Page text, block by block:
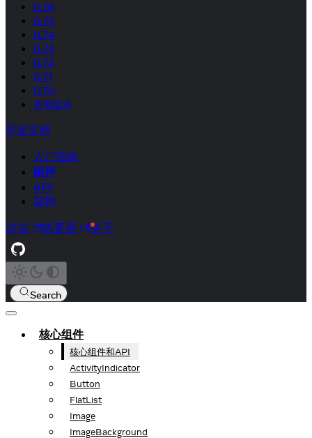
0.76
0.75
0.74
0.73
0.72
0.71
0.70
所有版本
开发文档
入门指南
组件
API
架构
讨论 热更新 关于
Search
核心组件
核心组件和API
ActivityIndicator
Button
FlatList
Image
ImageBackground